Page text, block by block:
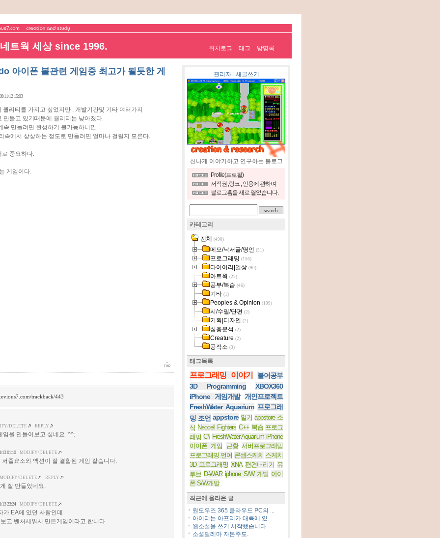
트웍 세상 since 1996. 위치로그 태그 방명록
아이폰 볼관련 게임중 최고가 될듯한 게
11/12 15:03
리티를 가지고 싶었지만 , 개발기간및 기타 여러가지
만들고 있기때문에 퀄리티는 낮아졌다.
속 만들려면 완성하기 불가능하니깐
속에서 상상하는 정도로 만들려면 얼마나 걸릴지 모른다.
로 중요하다.
게임이다.
trackback/443
DELETE REPLY
임을 만들어보고 싶네요. ^^;
13 01:10 MODIFY/DELETE
퍼즐요소와 액션이 잘 결합된 게임 같습니다.
MODIFY/DELETE REPLY
잘 만들었네요.
13 23:24 MODIFY/DELETE
가 EA에 있던 사람인데
고 벤처세워서 만든게임이라고 합니다.
관리자: 새글쓰기
신나게 이야기하고 연구하는 블로그
Profile(프로필)
저작권 ,링크 , 인용에 관하여
블로그홈을 새로 열었습니다.
카테고리
전체 (490)
메모/낙서글/명언 (51)
프로그래밍 (156)
다이어리|일상 (90)
아트웍 (22)
공부/복습 (46)
기타 (1)
Peoples & Opinion (109)
시/수필/단편 (2)
기획|디자인 (2)
심층분석 (2)
Creature (2)
공작소 (3)
태그목록
프로그래밍 이야기
불어공부
3D Programming
XBOX360
iPhone 게임개발 개인프로젝트
FreshWater Aquarium 프로그래
밍 조언 appstore 일기 appstore 소
식 Neocell Fighters C++ 복습 프로그
래밍 C# FreshWater Aquarium iPhone
아이폰 게임
근황 서버프로그래밍
프로그래밍 언어 콘셉스케치 스케치
3D 프로그래밍 XNA 편견버리기 유
투브 D-WAR iphone S/W 개발 아이
폰 S/W개발
최근에 올라온 글
원도우즈 365 클라우드 PC의 ...
아이티는 아프리카 대륙에 있...
웹소설을 쓰기 시작했습니다. ...
소셜딜레마 자본주도.